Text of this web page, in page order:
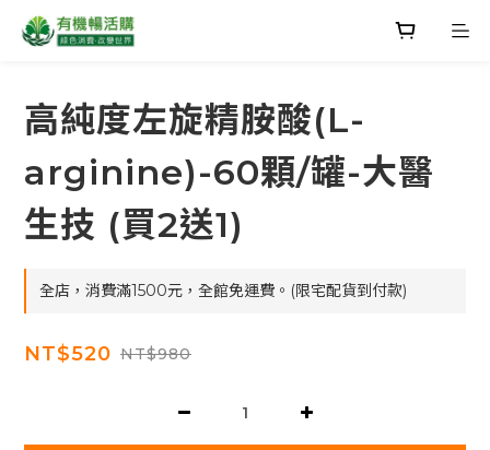
高純度左旋精胺酸(L-
arginine)-60顆/罐-大醫
生技 (買2送1)
全店，消費滿1500元，全館免運費。(限宅配貨到付款)
NT$520 NT$980